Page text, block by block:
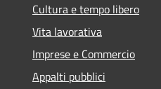
Cultura e tempo libero
Vita lavorativa
Imprese e Commercio
Appalti pubblici